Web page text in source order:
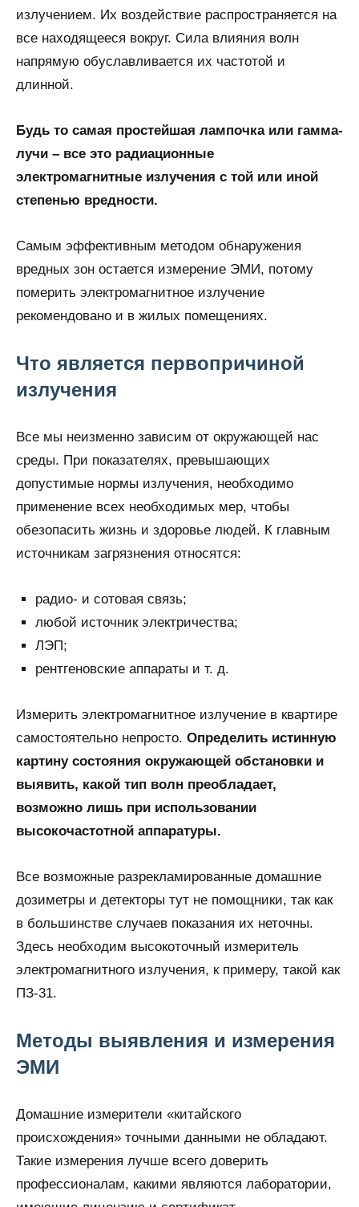
излучением. Их воздействие распространяется на
все находящееся вокруг. Сила влияния волн
напрямую обуславливается их частотой и
длинной.
Будь то самая простейшая лампочка или гамма-
лучи – все это радиационные
электромагнитные излучения с той или иной
степенью вредности.
Самым эффективным методом обнаружения
вредных зон остается измерение ЭМИ, потому
померить электромагнитное излучение
рекомендовано и в жилых помещениях.
Что является первопричиной
излучения
Все мы неизменно зависим от окружающей нас
среды. При показателях, превышающих
допустимые нормы излучения, необходимо
применение всех необходимых мер, чтобы
обезопасить жизнь и здоровье людей. К главным
источникам загрязнения относятся:
радио- и сотовая связь;
любой источник электричества;
ЛЭП;
рентгеновские аппараты и т. д.
Измерить электромагнитное излучение в квартире
самостоятельно непросто. Определить истинную
картину состояния окружающей обстановки и
выявить, какой тип волн преобладает,
возможно лишь при использовании
высокочастотной аппаратуры.
Все возможные разрекламированные домашние
дозиметры и детекторы тут не помощники, так как
в большинстве случаев показания их неточны.
Здесь необходим высокоточный измеритель
электромагнитного излучения, к примеру, такой как
ПЗ-31.
Методы выявления и измерения
ЭМИ
Домашние измерители «китайского
происхождения» точными данными не обладают.
Такие измерения лучше всего доверить
профессионалам, какими являются лаборатории,